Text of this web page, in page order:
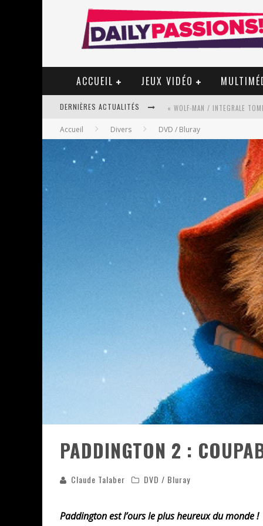
ACCUEIL JEUX VIDÉO
DERNIÈRES ACTUALITÉS « WOLF-MAN / INTEGRALE
« MON VILLAGE RÉVOLTÉ » -
PSYRIVER 2026 : LA MAGIE
« MOFUSAND / PARLER
ASSASSIN'S CREED BLACK FLAG
« LE VENT DAND LES SAULES
« DAMN THEM ALL » - UN
YOSHI AND THE MYSTERIOUS
Accueil Divers DVD / Bluray
PADDINGTON 2 :
Claude Talaber DVD / Bluray
Paddington est l’ours le plus heureux du monde !